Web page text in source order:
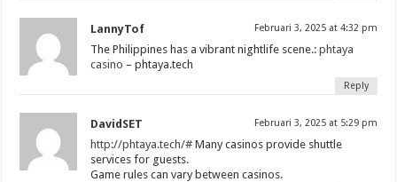
LannyTof Februari 3, 2025 at 4:32 pm
The Philippines has a vibrant nightlife scene.:phtaya
casino – phtaya.tech
Reply
DavidSET Februari 3, 2025 at 5:29 pm
http://phtaya.tech/# Many casinos provide shuttle
services for guests.
Game rules can vary between casinos.